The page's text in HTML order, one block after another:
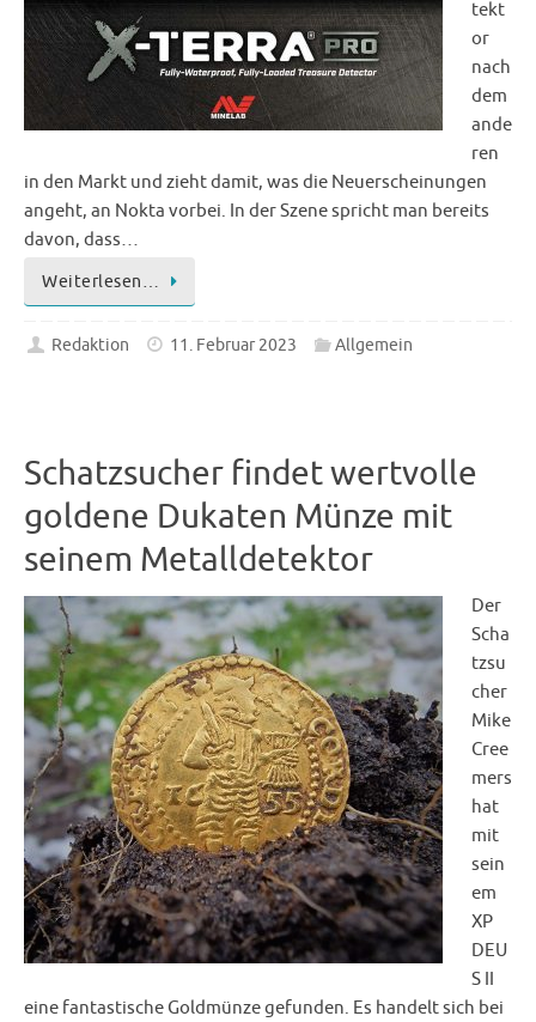
tekt
or
nach
dem
ande
ren
in den Markt und zieht damit, was die Neuerscheinungen
angeht, an Nokta vorbei. In der Szene spricht man bereits
davon, dass…
Weiterlesen…
Redaktion 11. Februar 2023 Allgemein
Schatzsucher findet wertvolle
goldene Dukaten Münze mit
seinem Metalldetektor
Der
Scha
tzsu
cher
Mike
Cree
mers
hat
mit
sein
em
XP
DEU
S II
eine fantastische Goldmünze gefunden. Es handelt sich bei